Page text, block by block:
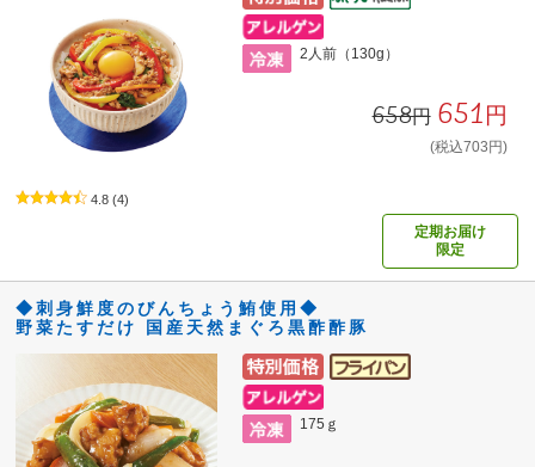
2人前（130g）
658円 651円
(税込703円)
4.8 (4)
定期お届け
限定
◆刺身鮮度のびんちょう鮪使用◆
野菜たすだけ 国産天然まぐろ黒酢酢豚
175ｇ